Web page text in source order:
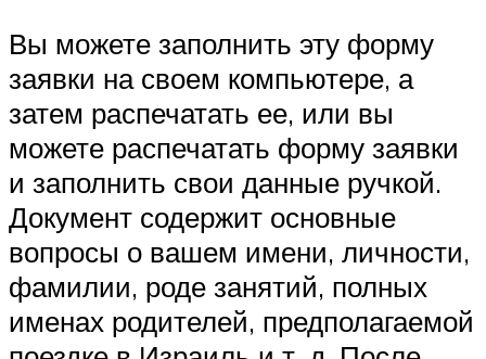
Вы можете заполнить эту форму
заявки на своем компьютере, а
затем распечатать ее, или вы
можете распечатать форму заявки
и заполнить свои данные ручкой.
Документ содержит основные
вопросы о вашем имени, личности,
фамилии, роде занятий, полных
именах родителей, предполагаемой